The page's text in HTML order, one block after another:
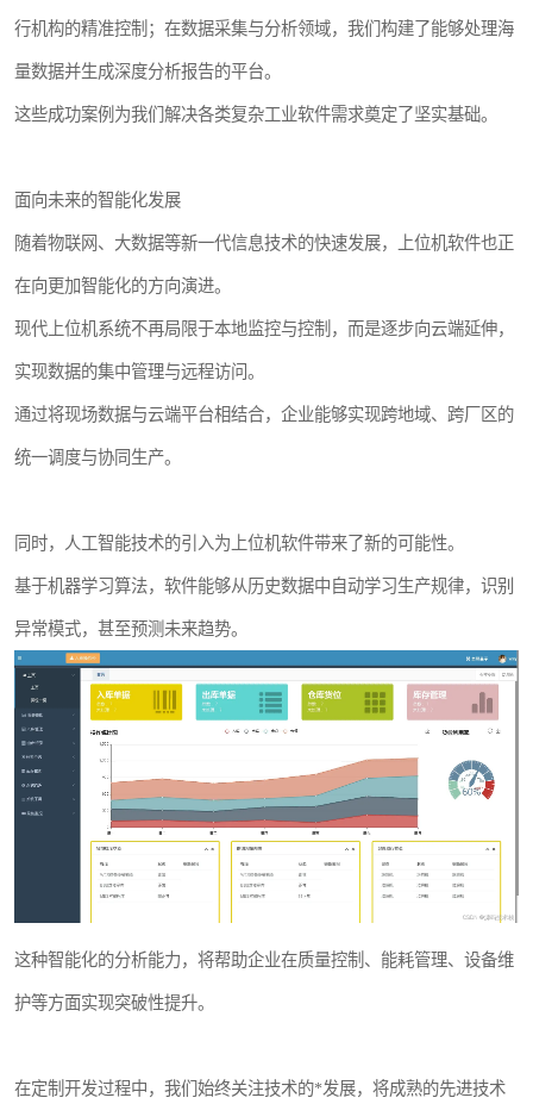
行机构的精准控制；在数据采集与分析领域，我们构建了能够处理海
量数据并生成深度分析报告的平台。
这些成功案例为我们解决各类复杂工业软件需求奠定了坚实基础。
面向未来的智能化发展
随着物联网、大数据等新一代信息技术的快速发展，上位机软件也正
在向更加智能化的方向演进。
现代上位机系统不再局限于本地监控与控制，而是逐步向云端延伸，
实现数据的集中管理与远程访问。
通过将现场数据与云端平台相结合，企业能够实现跨地域、跨厂区的
统一调度与协同生产。
同时，人工智能技术的引入为上位机软件带来了新的可能性。
基于机器学习算法，软件能够从历史数据中自动学习生产规律，识别
异常模式，甚至预测未来趋势。
这种智能化的分析能力，将帮助企业在质量控制、能耗管理、设备维
护等方面实现突破性提升。
在定制开发过程中，我们始终关注技术的*发展，将成熟的先进技术